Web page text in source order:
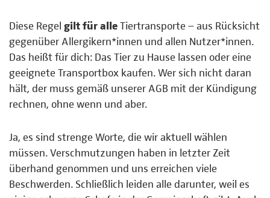
Diese Regel gilt für alle Tiertransporte – aus Rücksicht
gegenüber Allergikern*innen und allen Nutzer*innen.
Das heißt für dich: Das Tier zu Hause lassen oder eine
geeignete Transportbox kaufen. Wer sich nicht daran
hält, der muss gemäß unserer AGB mit der Kündigung
rechnen, ohne wenn und aber.
Ja, es sind strenge Worte, die wir aktuell wählen
müssen. Verschmutzungen haben in letzter Zeit
überhand genommen und uns erreichen viele
Beschwerden. Schließlich leiden alle darunter, weil es